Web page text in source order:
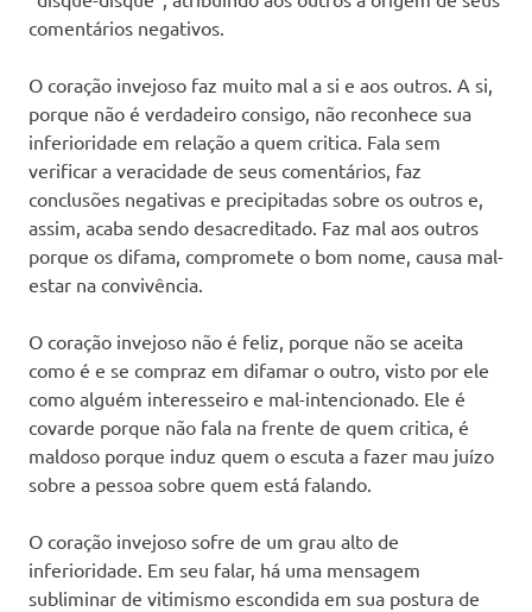
comentários negativos.
O coração invejoso faz muito mal a si e aos outros. A si,
porque não é verdadeiro consigo, não reconhece sua
inferioridade em relação a quem critica. Fala sem
verificar a veracidade de seus comentários, faz
conclusões negativas e precipitadas sobre os outros e,
assim, acaba sendo desacreditado. Faz mal aos outros
porque os difama, compromete o bom nome, causa mal-
estar na convivência.
O coração invejoso não é feliz, porque não se aceita
como é e se compraz em difamar o outro, visto por ele
como alguém interesseiro e mal-intencionado. Ele é
covarde porque não fala na frente de quem critica, é
maldoso porque induz quem o escuta a fazer mau juízo
sobre a pessoa sobre quem está falando.
O coração invejoso sofre de um grau alto de
inferioridade. Em seu falar, há uma mensagem
subliminar de vitimismo escondida em sua postura de